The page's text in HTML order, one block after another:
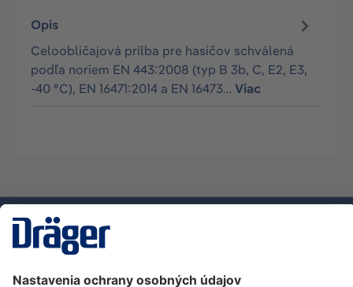
Opis
Celoobličajová prilba pre hasičov schválená
podľa noriem EN 443:2008 (typ B 3b, C, E2, E3,
-40 °C), EN 16471:2014 a EN 16473…Viac
Zákaznícka infolinka